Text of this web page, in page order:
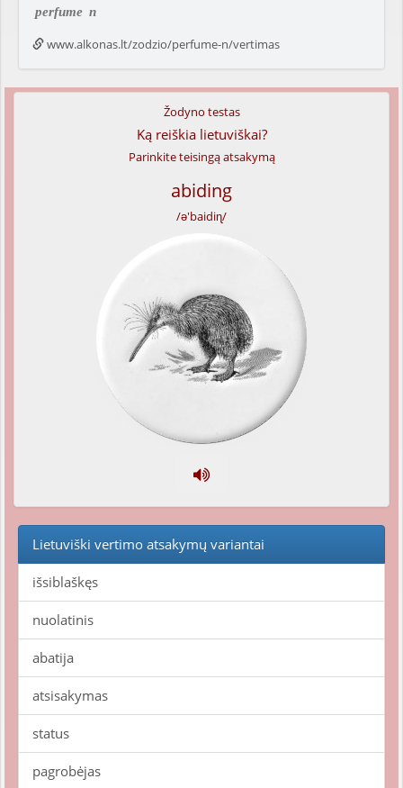
perfume n
www.alkonas.lt/zodzio/perfume-n/vertimas
Žodyno testas
Ką reiškia lietuviškai?
Parinkite teisingą atsakymą
abiding
/ə'baidiɳ/
Lietuviški vertimo atsakymų variantai
išsiblaškęs
nuolatinis
abatija
atsisakymas
status
pagrobėjas